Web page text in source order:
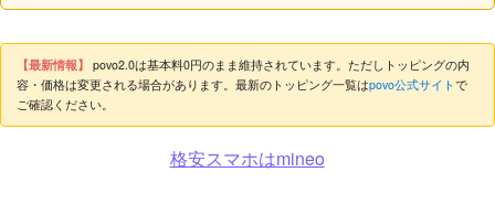
【最新情報】 povo2.0は基本料0円のまま維持されています。ただしトッピングの内
容・価格は変更される場合があります。最新のトッピング一覧はpovo公式サイトで
ご確認ください。
格安スマホはmineo